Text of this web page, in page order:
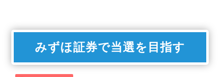
みずほ証券で当選を目指す